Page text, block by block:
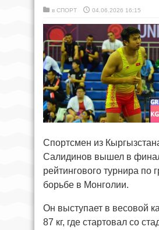
в СПОРТ 04.06.2026 16:15
Спортсмен из
Салидинов вышел в
рейтингового турнира по
борьбе в Монголии.
Он выступает в весовой
87 кг, где стартовал со